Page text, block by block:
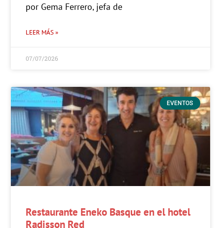
por Gema Ferrero, jefa de
LEER MÁS »
07/07/2026
EVENTOS
Restaurante Eneko Basque en el hotel
Radisson Red